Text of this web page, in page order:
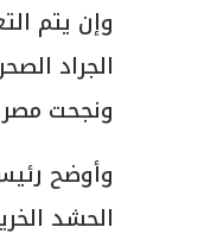
وإن يتم
ونجحت
وأوضح
الحشد